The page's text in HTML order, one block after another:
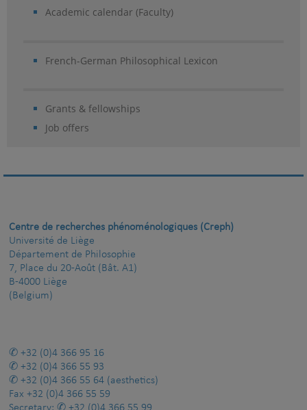
Academic calendar (Faculty)
French-German Philosophical Lexicon
Grants & fellowships
Job offers
Centre de recherches phénoménologiques (Creph)
Université de Liège
Département de Philosophie
7, Place du 20-Août (Bât. A1)
B-4000 Liège
(Belgium)
+32 (0)4 366 95 16
+32 (0)4 366 55 93
+32 (0)4 366 55 64 (aesthetics)
Fax +32 (0)4 366 55 59